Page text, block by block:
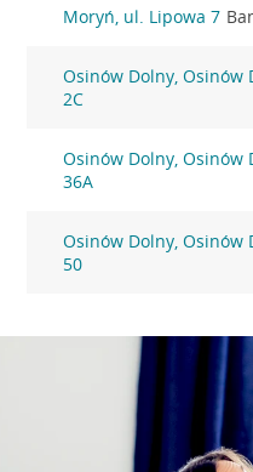
Moryń, ul. Lipowa 7
Osinów Dolny, Osinów
2C
Osinów Dolny, Osinów
36A
Osinów Dolny, Osinów
50